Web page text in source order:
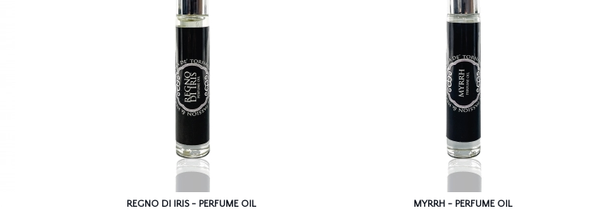
REGNO DI IRIS - PERFUME OIL MYRRH - PERFUME OIL